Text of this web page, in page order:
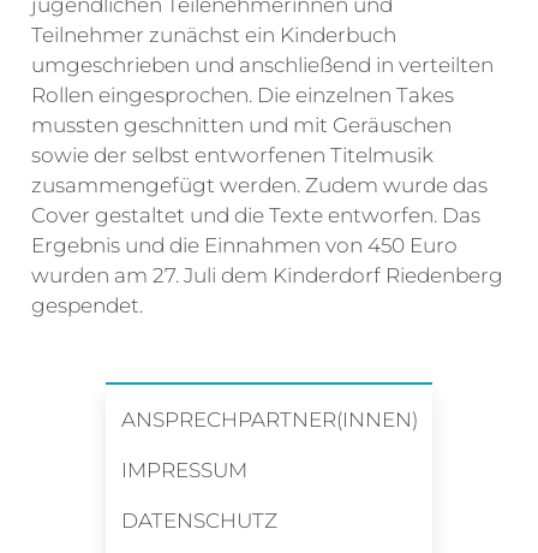
jugendlichen Teilenehmerinnen und
Teilnehmer zunächst ein Kinderbuch
umgeschrieben und anschließend in verteilten
Rollen eingesprochen. Die einzelnen Takes
mussten geschnitten und mit Geräuschen
sowie der selbst entworfenen Titelmusik
zusammengefügt werden. Zudem wurde das
Cover gestaltet und die Texte entworfen. Das
Ergebnis und die Einnahmen von 450 Euro
wurden am 27. Juli dem Kinderdorf Riedenberg
gespendet.
ANSPRECHPARTNER(INNEN)
IMPRESSUM
DATENSCHUTZ